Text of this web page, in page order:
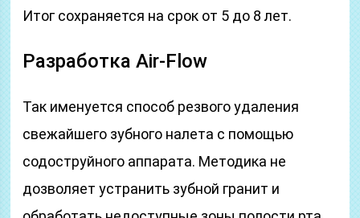
Итог сохраняется на срок от 5 до 8 лет.
Разработка Air-Flow
Так именуется способ резвого удаления
свежайшего зубного налета с помощью
содоструйного аппарата. Методика не
дозволяет устранить зубной гранит и